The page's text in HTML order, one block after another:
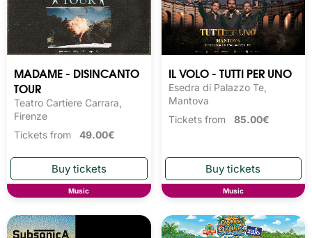
MADAME - DISINCANTO
TOUR
Teatro Cartiere Carrara,
Firenze
Tickets from 49.00€
Music
IL VOLO - TUTTI PER UNO
Esedra di Palazzo Te,
Mantova
Tickets from 85.00€
Music